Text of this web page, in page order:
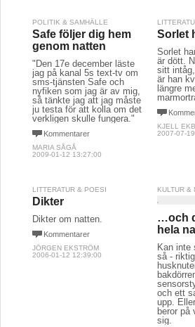
POLITIK & SAMHÄLLE
Safe följer dig hem
genom natten
"Den 17e december läste
jag på kanal 5s text-tv om
sms-tjänsten Safe och
nyfiken som jag är av mig,
så tänkte jag att jag måste
ju testa för att kolla om det
verkligen skulle fungera."
Kommentarer
MARIA SÅGÅ
2009-01-12 13:27:00
Sorlet
Sorlet
är dött.
sitt
är han
längre
KJELL
2007-07-
LITTERATUR & POESI
Dikter
Dikter om natten.
Kommentarer
JÖRGEN EKSTRÖM
2006-01-12 12:39:00
KULTUR &
…och
hela
Kan inte
så -
och ett
upp.
beror på
sig.